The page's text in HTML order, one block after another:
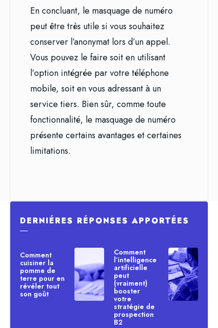
En concluant, le masquage de numéro
peut être très utile si vous souhaitez
conserver l’anonymat lors d’un appel.
Vous pouvez le faire soit en utilisant
l’option intégrée par votre téléphone
mobile, soit en vous adressant à un
service tiers. Bien sûr, comme toute
fonctionnalité, le masquage de numéro
présente certains avantages et certaines
limitations.
DERNIÉRES RÉPONSES APPORTÉES
―
Comment
cuisiner la
pomme de
terre pour en
révéler tout
son goût
Comment
l’intelligence
artificielle
peut
(vraiment)
booster
votre
stratégie de
prospection
B2